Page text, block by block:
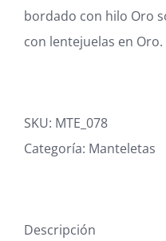
bordado con hilo Oro
con lentejuelas en Oro.
SKU: MTE_078
Categoría: Manteletas
Descripción